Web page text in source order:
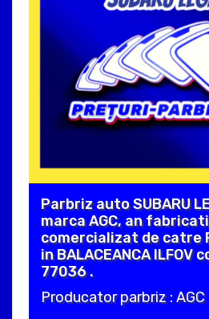
Parbriz auto SUBARU
marca AGC, an
comercializat de catre
in BALACEANCA ILFOV
77036 .
Producator parbriz : AGC